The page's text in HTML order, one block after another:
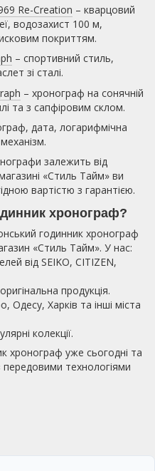
Re-Creation – кварцовий
водозахист 100 м,
покриттям.
– спортивний стиль,
зі сталі.
– хронограф на сонячній
та з сапфіровим склом.
дата, логарифмічна
залежить від
«Стиль Тайм» ви
вартістю з гарантією.
хронограф?
годинник хронограф
«Стиль Тайм». У нас:
від SEIKO, CITIZEN,
продукція.
Одесу, Харків та інші міста
колекції.
хронограф уже сьогодні та
передовими технологіями